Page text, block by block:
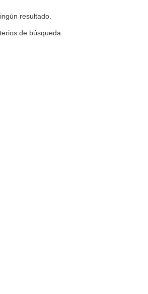
resultado.
de búsqueda.